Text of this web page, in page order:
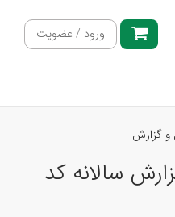
ورود / عضویت
و گزارش
سالانه کد